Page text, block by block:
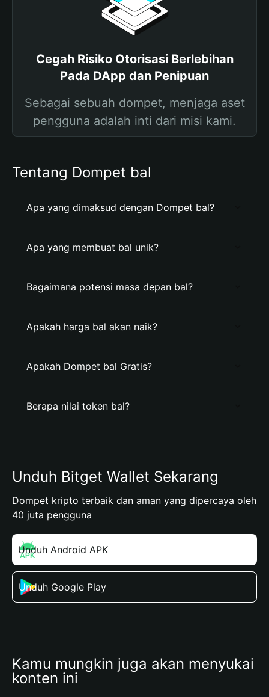
Cegah Risiko Otorisasi Berlebihan
Pada DApp dan Penipuan
Sebagai sebuah dompet, menjaga aset
pengguna adalah inti dari misi kami.
Tentang Dompet bal
Apa yang dimaksud dengan Dompet bal?
Apa yang membuat bal unik?
Bagaimana potensi masa depan bal?
Apakah harga bal akan naik?
Apakah Dompet bal Gratis?
Berapa nilai token bal?
Unduh Bitget Wallet Sekarang
Dompet kripto terbaik dan aman yang dipercaya oleh
40 juta pengguna
Unduh Android APK
Unduh Google Play
Kamu mungkin juga akan menyukai
konten ini